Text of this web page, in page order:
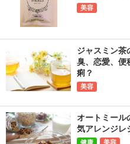
美容
ジャスミン茶
臭、恋愛、便
痢？
美容
オートミール
気アレンジレ
健康 美容